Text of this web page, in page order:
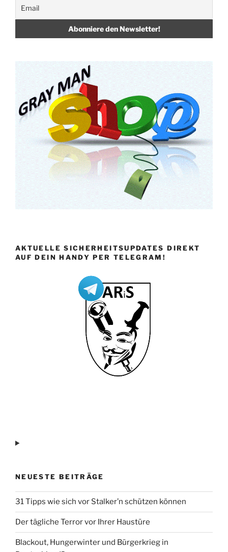
AKTUELLE SICHERHEITSUPDATES DIREKT
AUF DEIN HANDY PER TELEGRAM!
NEUESTE BEITRÄGE
31 Tipps wie sich vor Stalker’n schützen können
Der tägliche Terror vor Ihrer Haustüre
Blackout, Hungerwinter und Bürgerkrieg in